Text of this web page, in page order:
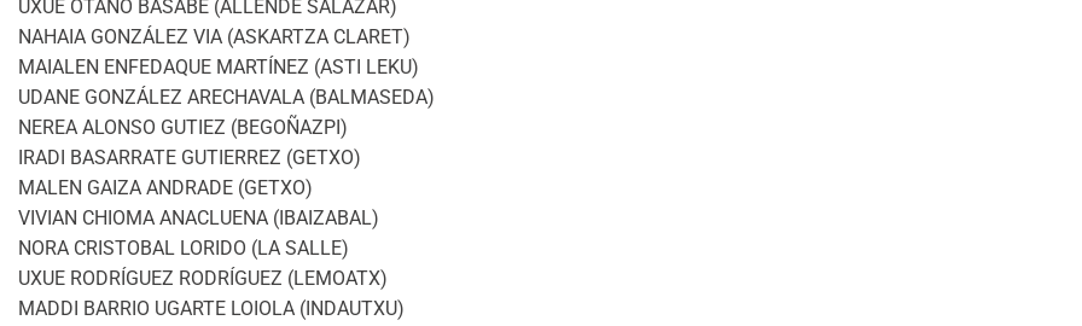
UXUE OTAÑO BASABE (ALLENDE SALAZAR)
NAHAIA GONZÁLEZ VIA (ASKARTZA CLARET)
MAIALEN ENFEDAQUE MARTÍNEZ (ASTI LEKU)
UDANE GONZÁLEZ ARECHAVALA (BALMASEDA)
NEREA ALONSO GUTIEZ (BEGOÑAZPI)
IRADI BASARRATE GUTIERREZ (GETXO)
MALEN GAIZA ANDRADE (GETXO)
VIVIAN CHIOMA ANACLUENA (IBAIZABAL)
NORA CRISTOBAL LORIDO (LA SALLE)
UXUE RODRÍGUEZ RODRÍGUEZ (LEMOATX)
MADDI BARRIO UGARTE LOIOLA (INDAUTXU)